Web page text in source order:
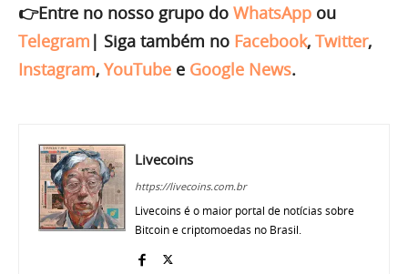
👉Entre no nosso grupo do WhatsApp ou
Telegram | Siga também no Facebook, Twitter,
Instagram, YouTube e Google News.
Livecoins
https://livecoins.com.br
Livecoins é o maior portal de notícias sobre
Bitcoin e criptomoedas no Brasil.